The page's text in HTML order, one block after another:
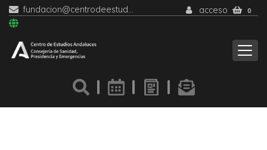
fundacion@centrodeestudiosandaluces.es acceso 0